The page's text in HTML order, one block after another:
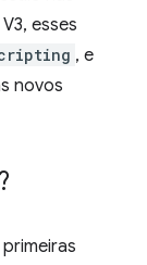
esses
, e
novos